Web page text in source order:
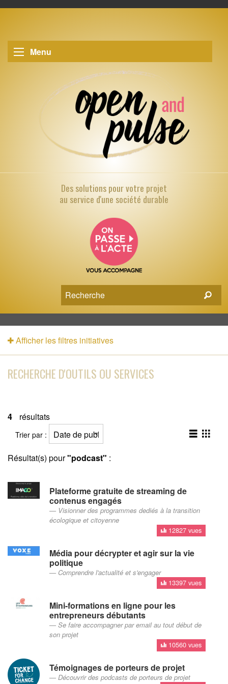
Menu
Des solutions pourvotre projet
au service d'une société durable
Afficher les filtres initiatives
RECHERCHE D'OUTILS OU SERVICES
4 résultats
Trier par :
Résultat(s) pour"podcast" :
Plateforme gratuite de streaming de
contenus engagés
Visionner des programmes dediés à la transition
écologique et citoyenne
12827 vues
Média pour décrypter et agir sur la vie
politique
Comprendre l'actualité et s'engager
13397 vues
Mini-formations en ligne pour les
entrepreneurs débutants
Se faire accompagner par email au tout début de
son projet
10560 vues
Témoignages de porteurs de projet
Découvrir des podcasts de porteurs de projet